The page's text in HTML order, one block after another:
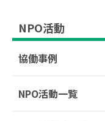
NPO活動
協働事例
NPO活動一覧